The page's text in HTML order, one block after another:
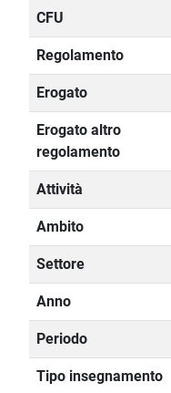
CFU
Regolamento
Erogato
Erogato altro
regolamento
Attività
Ambito
Settore
Anno
Periodo
Tipo insegnamento